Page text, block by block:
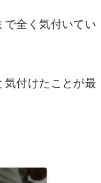
で全く気付いてい
気付けたことが最